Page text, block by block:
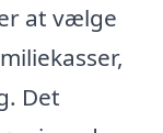
at vælge
Det